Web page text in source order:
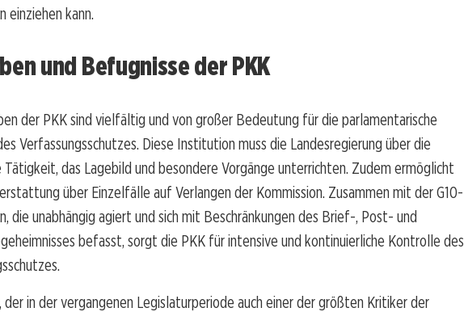
einziehen kann.
und Befugnisse der PKK
der PKK sind vielfältig und von großer Bedeutung für die parlamentarische
Verfassungsschutzes. Diese Institution muss die Landesregierung über die
das Lagebild und besondere Vorgänge unterrichten. Zudem ermöglicht
über Einzelfälle auf Verlangen der Kommission. Zusammen mit der G10-
die unabhängig agiert und sich mit Beschränkungen des Brief-, Post- und
befasst, sorgt die PKK für intensive und kontinuierliche Kontrolle des
der in der vergangenen Legislaturperiode auch einer der größten Kritiker der